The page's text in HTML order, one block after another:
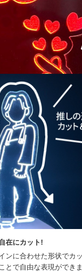
在にカット!
ンに合わせた形状でカ
とで自由な表現ができま